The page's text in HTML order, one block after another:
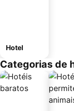
Hotel
Categorias de